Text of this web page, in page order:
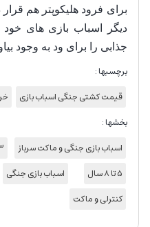
برای فرود هلیکوپتر هم
دیگر اسباب بازی های
جذابی را برای ود به وجود
برچسبها :
قیمت کشتی جنگی اسباب بازی
بخشها :
اسباب بازی جنگی و ماکت سرباز
3
5 تا 8 سال
اسباب بازی جنگی
کنترلی و ماکت